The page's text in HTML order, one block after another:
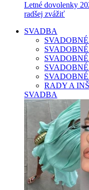
Letné dovolenky
radšej zvážiť
SVADBA
RADY A
SVADBA